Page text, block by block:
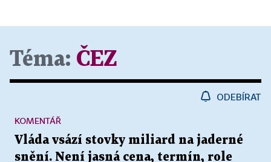
Téma: ČEZ
ODEBÍRAT
Vláda vsází stovky miliard na jaderné
snění. Není jasná cena, termín, role
KOMENTÁŘ